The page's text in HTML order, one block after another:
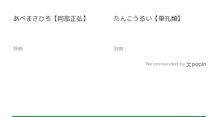
あべまさひろ【阿部正弘】
辞典
たんこうるい【単孔類】
辞典
Recommended by